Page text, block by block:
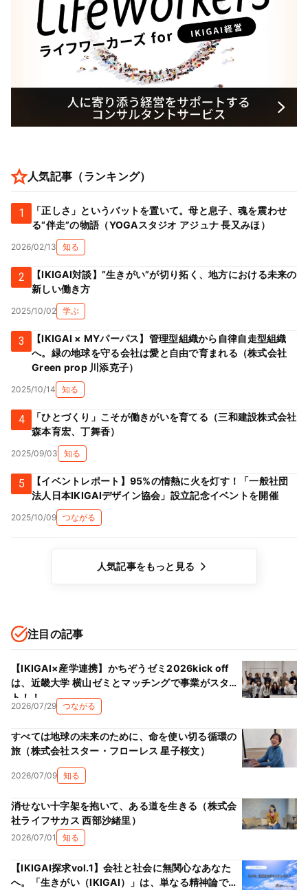
人気記事（ランキング）
1
「正しさ」というバットを置いて。母と息子、魂を震わせ
る“伴走”の物語（YOGAスタジオ アジュナ 長又みほ）
2026/02/13 知る
2
【IKIGAI対談】”生きがい”が切り拓く、地方における未来の
新しい働き方
2025/10/02 学ぶ
3
【IKIGAI × MYパーパス】管理型組織から自律自走型組織
へ。緑の地球を守る会社は愛と自由で育まれる（株式会社
Green prop 川添克子）
2025/10/14 知る
4
「ひとづくり」こそが働きがいを育てる（三和建設株式会社
森本育宏、丁舞香）
2025/09/03 知る
5
【イベントレポート】95%の情熱に火を灯す！「一般社団
法人日本IKIGAIデザイン協会」設立記念イベントを開催
2025/10/09 つながる
人気記事をもっと見る
注目の記事
【IKIGAI×産学連携】かちぞうゼミ2026kick off
は、近畿大学 横山ゼミとマッチングで事業がスター
ト！！
2026/07/29 つながる
すべては地球の未来のために、命を使い切る循環の
旅（株式会社スター・フローレス 星子桜文）
2026/07/09 知る
消せない十字架を抱いて、ある道を生きる（株式会
社ライフサカス 西部沙緒里）
2026/07/01 知る
【IKIGAI探求vol.1】会社と社会に無関心なあなた
へ。「生きがい（IKIGAI）」は、単なる精神論では